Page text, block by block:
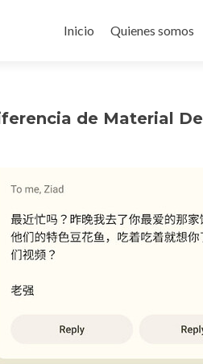
al
Inicio Quienes somos
de Material